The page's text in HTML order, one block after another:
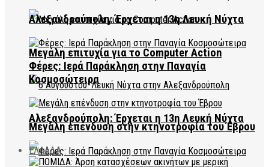
Μεγάλη επιτυχία για το Computer Action
Αλεξανδρούπολη: Έρχεται η 13η Λευκή Νύχτα
Αλεξανδρούπολη: Έρχεται η 13η Λευκή Νύχτα
Φέρες: Ιερά Παράκληση στην Παναγία
Κοσμοσώτειρα
Μεγάλη επένδυση στην κτηνοτροφία του Έβρου
ΕΛΛΑΔΑ